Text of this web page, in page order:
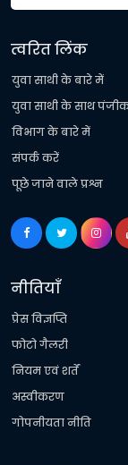
त्वरित लिंक
युवा साथी के बारे में
युवा साथी के साथ
विभाग के बारे में
संपर्क करें
पूछे जाने वाले प्रश्न
नीतियाँ
प्रेस विज्ञप्ति
फोटो गैलरी
नियम एवं शर्तें
अस्वीकरण
गोपनीयता नीति